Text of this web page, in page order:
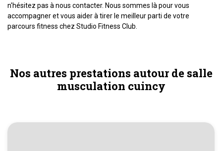
n'hésitez pas à nous contacter. Nous sommes là pour vous
accompagner et vous aider à tirer le meilleur parti de votre
parcours fitness chez Studio Fitness Club.
Nos autres prestations autour de salle
musculation cuincy